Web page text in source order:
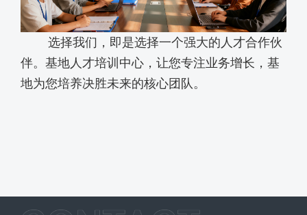
选择我们，即是选择一个强大的人才合作伙
伴。基地人才培训中心，让您专注业务增长，基
地为您培养决胜未来的核心团队。